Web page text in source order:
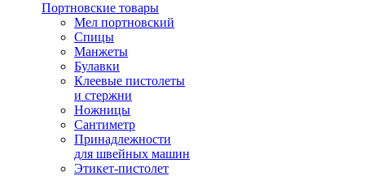
Портновские товары
Мел портновский
Спицы
Манжеты
Булавки
Клеевые пистолеты
и стержни
Ножницы
Сантиметр
Принадлежности
для швейных машин
Этикет-пистолет